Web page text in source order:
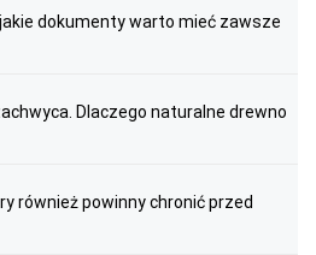
dokumenty warto mieć zawsze
Dlaczego naturalne drewno
również powinny chronić przed